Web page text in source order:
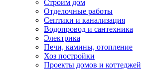
Строим дом
Отделочные работы
Септики и канализация
Водопровод и сантехника
Электрика
Печи, камины, отопление
Хоз постройки
Проекты домов и коттеджей